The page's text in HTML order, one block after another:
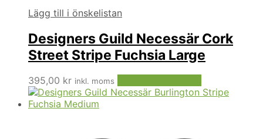
Lägg till i önskelistan
Designers Guild Necessär Cork
Street Stripe Fuchsia Large
395,00 kr inkl. moms